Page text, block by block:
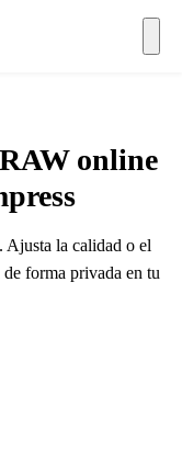
online
la calidad o el
forma privada en tu